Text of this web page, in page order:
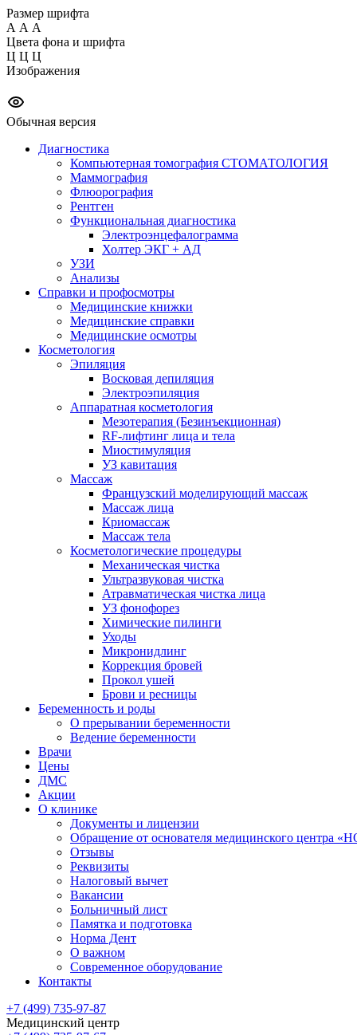
Размер шрифта
А А А
Цвета фона и шрифта
Ц Ц Ц
Изображения
Обычная версия
Диагностика
Компьютерная томография СТОМАТОЛОГИЯ
Маммография
Флюорография
Рентген
Функциональная диагностика
Электроэнцефалограмма
Холтер ЭКГ + АД
УЗИ
Анализы
Справки и профосмотры
Медицинские книжки
Медицинские справки
Медицинские осмотры
Косметология
Эпиляция
Восковая депиляция
Электроэпиляция
Аппаратная косметология
Мезотерапия (Безинъекционная)
RF-лифтинг лица и тела
Миостимуляция
УЗ кавитация
Массаж
Французский моделирующий массаж
Массаж лица
Криомассаж
Массаж тела
Косметологические процедуры
Механическая чистка
Ультразвуковая чистка
Атравматическая чистка лица
УЗ фонофорез
Химические пилинги
Уходы
Микронидлинг
Коррекция бровей
Прокол ушей
Брови и ресницы
Беременность и роды
О прерывании беременности
Ведение беременности
Врачи
Цены
ДМС
Акции
О клинике
Документы и лицензии
Обращение от основателя медицинского центра
Отзывы
Реквизиты
Налоговый вычет
Вакансии
Больничный лист
Памятка и подготовка
Норма Дент
О важном
Современное оборудование
Контакты
+7 (499) 735-97-87
Медицинский центр